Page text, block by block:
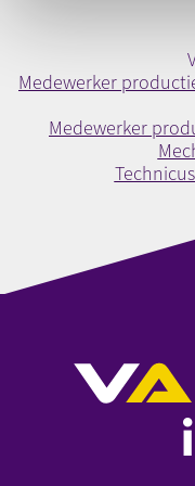
Medewerker
Medewerker